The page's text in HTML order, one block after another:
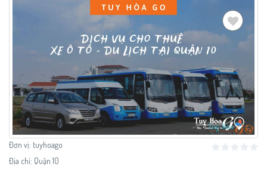
Đơn vị: tuyhoago
Địa chỉ: Quận 10